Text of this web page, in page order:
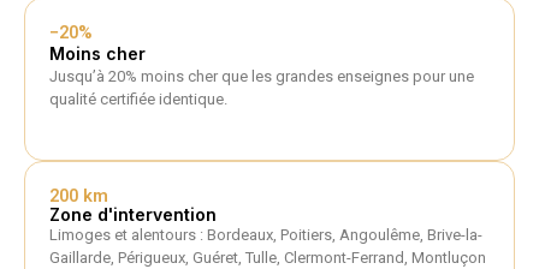
−20%
Moins cher
Jusqu’à 20% moins cher que les grandes enseignes pour une
qualité certifiée identique.
200 km
Zone d'intervention
Limoges et alentours : Bordeaux, Poitiers, Angoulême, Brive-la-
Gaillarde, Périgueux, Guéret, Tulle, Clermont-Ferrand, Montluçon